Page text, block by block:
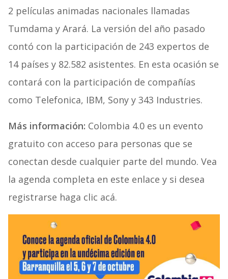
2 películas animadas nacionales llamadas
Tumdama y Arará. La versión del año pasado
contó con la participación de 243 expertos de
14 países y 82.582 asistentes. En esta ocasión se
contará con la participación de compañías
como Telefonica, IBM, Sony y 343 Industries.
Más información: Colombia 4.0 es un evento
gratuito con acceso para personas que se
conectan desde cualquier parte del mundo. Vea
la agenda completa en este enlace y si desea
registrarse haga clic acá.